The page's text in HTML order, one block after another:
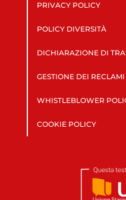
PRIVACY POLICY
POLICY DIVERSITÀ
DICHIARAZIONE DI
GESTIONE DEI RECLAMI
WHISTLEBLOWER
COOKIE POLICY